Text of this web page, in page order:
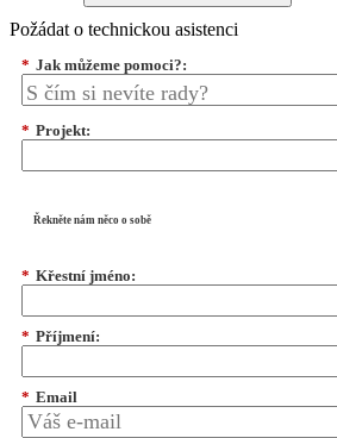
Požádat o technickou asistenci
* Jak můžeme pomoci?:
* Projekt:
Řekněte nám něco o sobě
* Křestní jméno:
* Příjmení:
* Email